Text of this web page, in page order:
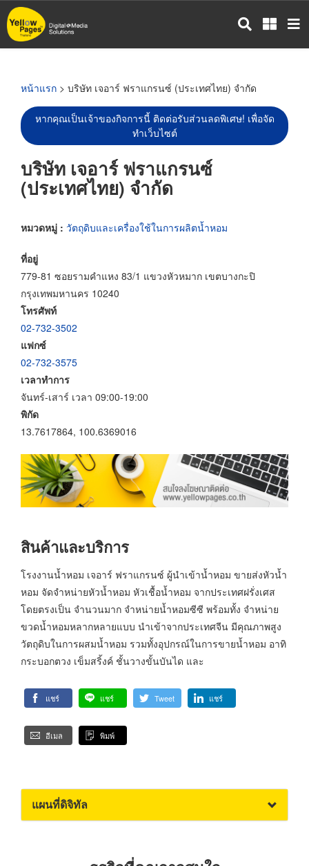
ข้าม
ไป
หน้าแรก > บริษัท เจอาร์ ฟราแกรนซ์ (ประเทศไทย) จำกัด
หากคุณเป็นเจ้าของกิจการนี้ ติดต่อรับส่วนลดพิเศษ! เพื่อจัด
ทำเว็บไซต์
บริษัท เจอาร์ ฟราแกรนซ์
(ประเทศไทย) จำกัด
หมวดหมู่ : วัตถุดิบและเครื่องใช้ในการผลิตน้ำหอม
ที่อยู่
779-81 ซอยรามคำแหง 83/1 แขวงหัวหมาก เขตบางกะปิ
กรุงเทพมหานคร 10240
โทรศัพท์
02-732-3502
แฟกซ์
02-732-3575
เวลาทำการ
จันทร์-เสาร์ เวลา 09:00-19:00
พิกัด
13.7617864, 100.6369016
สินค้าและบริการ
โรงงานน้ำหอม เจอาร์ ฟราแกรนซ์ ผู้นำเข้าน้ำหอม ขายส่งหัวน้ำ
หอม จัดจำหน่ายหัวน้ำหอม หัวเชื้อน้ำหอม จากประเทศฝรั่งเศส
โดยตรงเป็น จำนวนมาก จำหน่ายน้ำหอมซีซี พร้อมทั้ง จำหน่าย
ขวดน้ำหอมหลากหลายแบบ นำเข้าจากประเทศจีน มีคุณภาพสูง
วัตถุดิบในการผสมน้ำหอม รวมทั้งอุปกรณ์ในการขายน้ำหอม อาทิ
กระบอกตวง เข็มสริ้งค์ ชั้นวางขั้นบันได และ
แชร์ แชร์ Tweet แชร์
อีเมล พิมพ์
แผนที่ดิจิทัล